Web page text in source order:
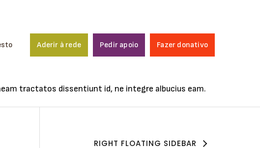
Aderir à rede Pedir apoio Fazer donativo
tractatos dissentiunt id, ne integre albucius eam.
RIGHT FLOATING SIDEBAR